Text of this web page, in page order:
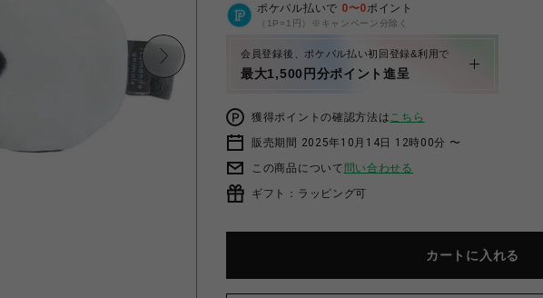
ポケパル払いで 0〜0ポイント
（1P=1円）※キャンペーン分除く
会員登録後、ポケパル払い初回登録&利用で
最大1,500円分ポイント進呈
獲得ポイントの確認方法はこちら
販売期間 2025年10月14日 12時00分 〜
この商品について 問い合わせる
ギフト：ラッピング可
カートに入れる